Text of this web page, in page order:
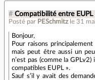
# Compatibilité entre EUPL
Posté par PESchmitz le 31
Bonjour,
Pour raisons
mais peut être aussi un
n’est pas (comme la GPLv2)
compatibles EUPL ».
Sauf s’il y avait des